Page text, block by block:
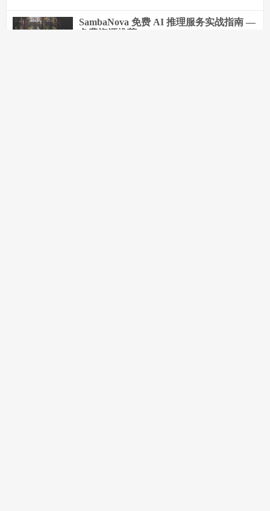
SambaNova 免费 AI 推理服务实战指南 —
免费资源推荐